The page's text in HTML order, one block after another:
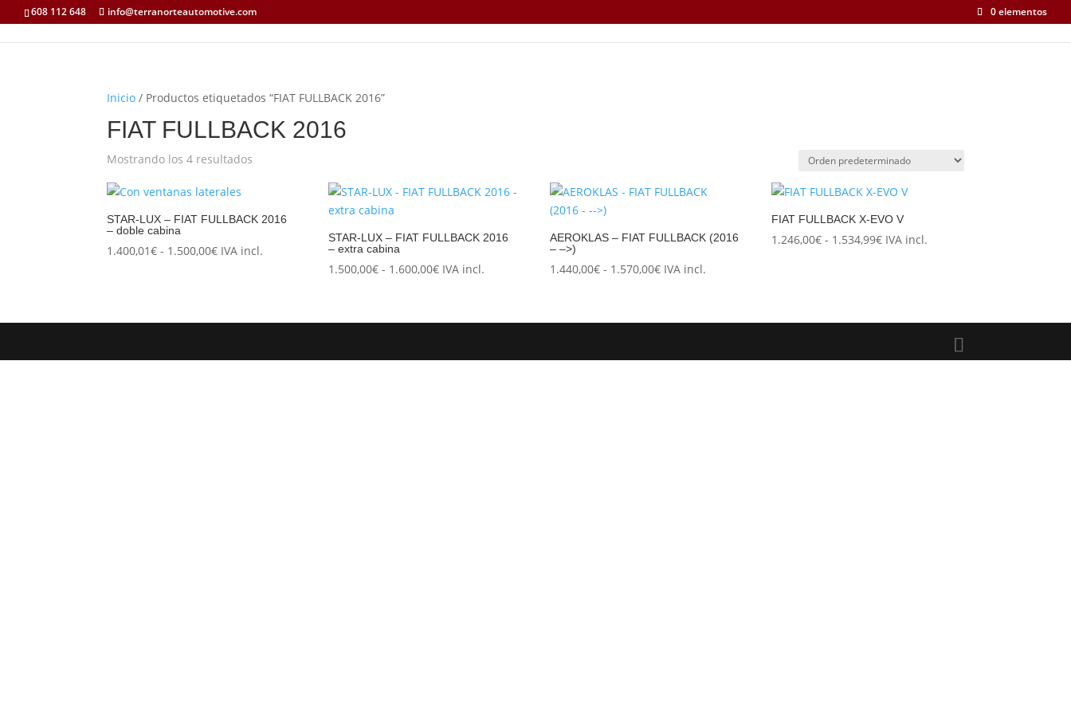
608 112 648 info@terranorteautomotive.com 0 elementos
Inicio / Productos etiquetados “FIAT FULLBACK 2016”
FIAT FULLBACK 2016
Mostrando los 4 resultados
STAR-LUX – FIAT FULLBACK 2016
– doble cabina
1.400,01€ - 1.500,00€Rango
1.400,01€
1.500,00€
IVA incl.
STAR-LUX – FIAT FULLBACK 2016
– extra cabina
1.500,00€ - 1.600,00€Rango
desde
hasta
IVA incl.
AEROKLAS – FIAT FULLBACK (2016
– –>)
1.440,00€ - 1.570,00€Rango
desde
hasta
IVA incl.
FIAT FULLBACK X-EVO V
1.246,00€ - 1.534,99€Rango
IVA incl.